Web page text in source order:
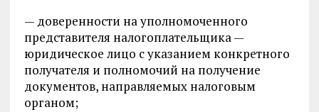
— доверенности на уполномоченного
представителя налогоплательщика —
юридическое лицо с указанием конкретного
получателя и полномочий на получение
документов, направляемых налоговым
органом;